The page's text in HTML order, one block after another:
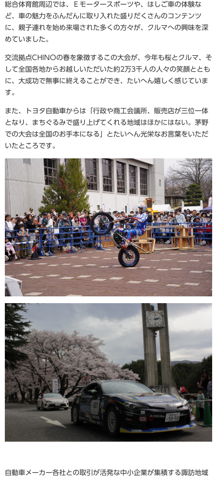
総合体育館周辺では、Ｅモータースポーツや、はしご車の体験な
ど、車の魅力をふんだんに取り入れた盛りだくさんのコンテンツ
に、親子連れを始め来場された多くの方々が、クルマへの興味を深
めていました。
交流拠点CHINOの春を象徴するこの大会が、今年も桜とクルマ、そ
して全国各地からお越しいただいた約2万3千人の人々の笑顔ととも
に、大成功で無事に終えることができ、たいへん嬉しく感じていま
す。
また、トヨタ自動車からは「行政や商工会議所、販売店が三位一体
となり、まちぐるみで盛り上げてくれる地域はほかにはない。茅野
での大会は全国のお手本になる」とたいへん光栄なお言葉をいただ
いたところです。
自動車メーカー各社との取引が活発な中小企業が集積する諏訪地域